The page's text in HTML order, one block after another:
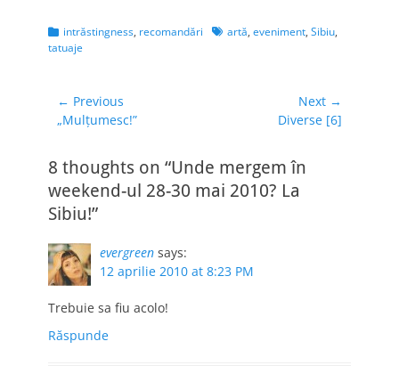
Categories
intrăstingness, recomandări Tagsartă, eveniment, Sibiu,
tatuaje
Navigare
în
← Previous
Previous
„Mulţumesc!”
Next →
Diverse [6]
8 thoughts on “Unde mergem în
weekend-ul 28-30 mai 2010? La
Sibiu!”
evergreen says:
12 aprilie 2010 at 8:23 PM
Trebuie sa fiu acolo!
Răspunde